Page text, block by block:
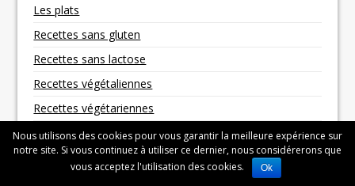
Les plats
Recettes sans gluten
Recettes sans lactose
Recettes végétaliennes
Recettes végétariennes
Copyright © 2026
Nous utilisons des cookies pour vous garantir la meilleure expérience sur
notre site. Si vous continuez à utiliser ce dernier, nous considérerons que
vous acceptez l'utilisation des cookies.
Ok